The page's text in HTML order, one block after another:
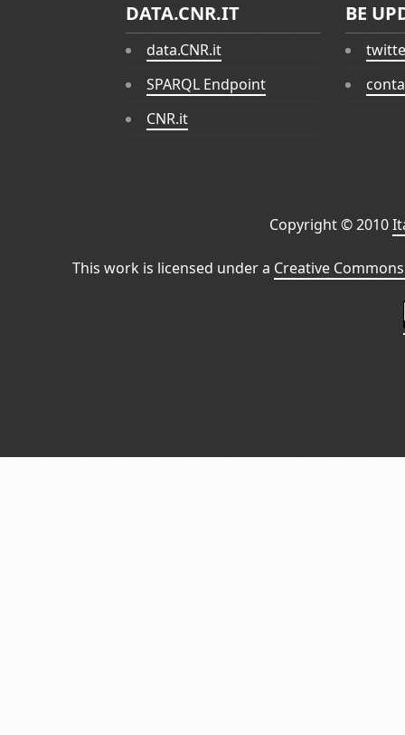
DATA.CNR.IT
data.CNR.it
SPARQL Endpoint
CNR.it
BE
Copyright © 2010
This work is licensed under a Creative